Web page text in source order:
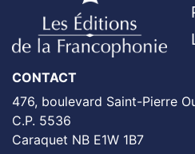
CONTACT
476, boulevard Saint-Pierre
C.P. 5536
Caraquet NB E1W 1B7